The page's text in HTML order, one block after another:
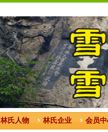
林氏人物 林氏企业 会员